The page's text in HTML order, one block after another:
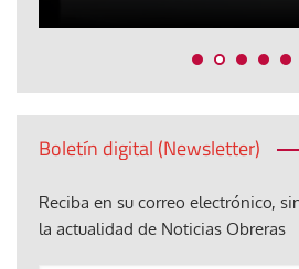
Boletín digital (Newsletter)
Reciba en su correo electrónico,
la actualidad de Noticias Obreras